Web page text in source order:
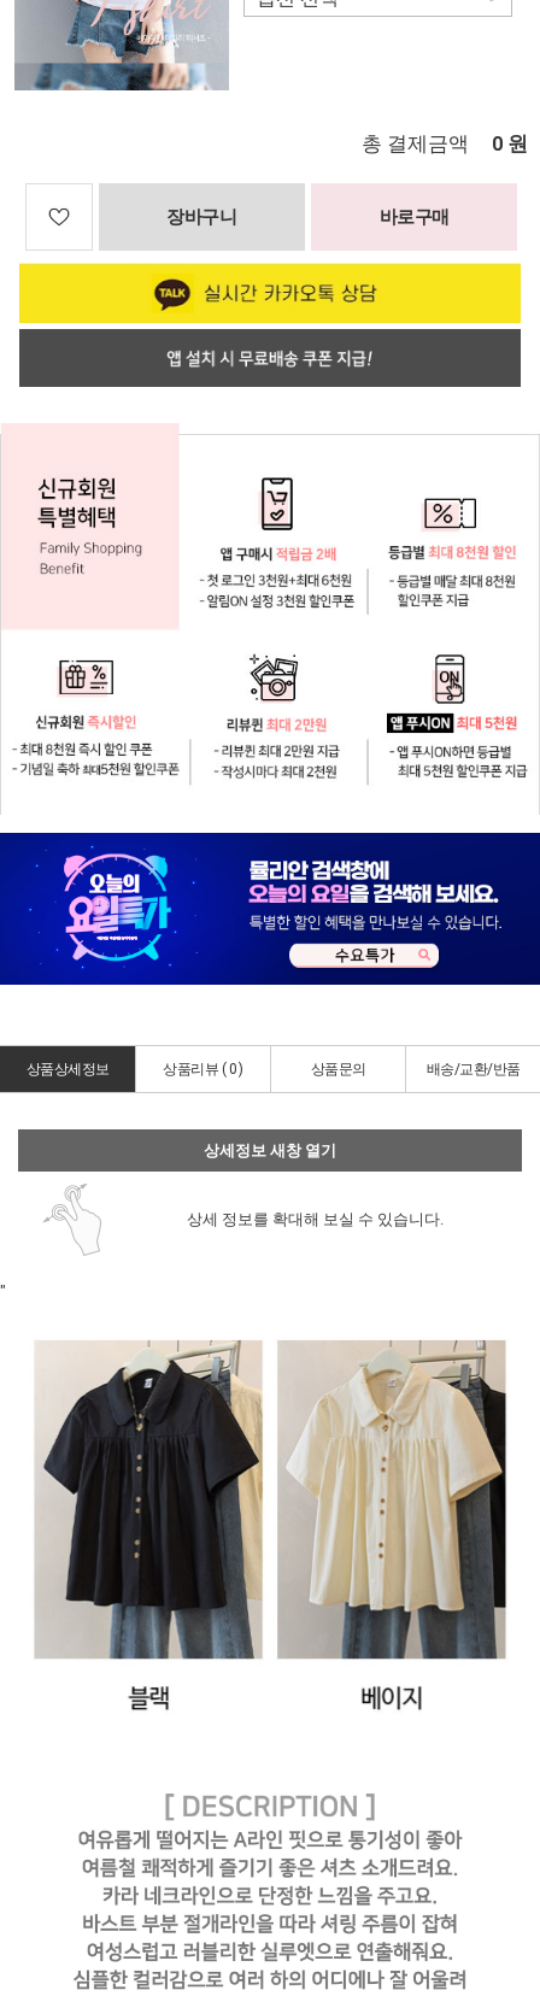
총 결제금액 0 원
장바구니 바로구매
상품상세정보 상품리뷰 ( 0) 상품문의 배송/교환/반품
상세정보 새창 열기
상세 정보를 확대해 보실 수 있습니다.
"